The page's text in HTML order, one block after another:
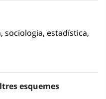
sociologia, estadística,
esquemes